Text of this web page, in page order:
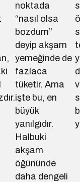
noktada
“nasıl olsa
bozdum”
deyip akşam
yemeğinde de
fazlaca
tüketir. Ama
işte bu, en
büyük
yanılgıdır.
Halbuki
akşam
öğününde
daha dengeli